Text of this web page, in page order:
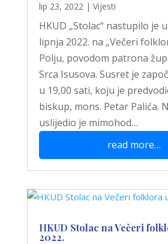
lip 23, 2022| Vijesti
HKUD „Stolac“ nastupilo je
lipnja 2022. na „Večeri
Polju, povodom patrona
Srca Isusova. Susret je
u 19,00 sati, koju je
biskup, mons. Petar Palića.
uslijedio je mimohod…
read more…
HKUD Stolac na Večeri
2022.